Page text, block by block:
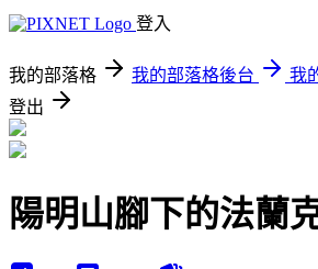
登入
我的部落格 我的部落格後台
我
登出
陽明山腳下的法蘭